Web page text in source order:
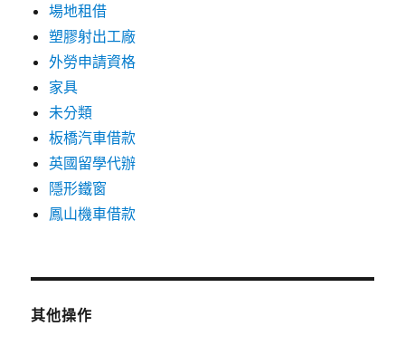
場地租借
塑膠射出工廠
外勞申請資格
家具
未分類
板橋汽車借款
英國留學代辦
隱形鐵窗
鳳山機車借款
其他操作